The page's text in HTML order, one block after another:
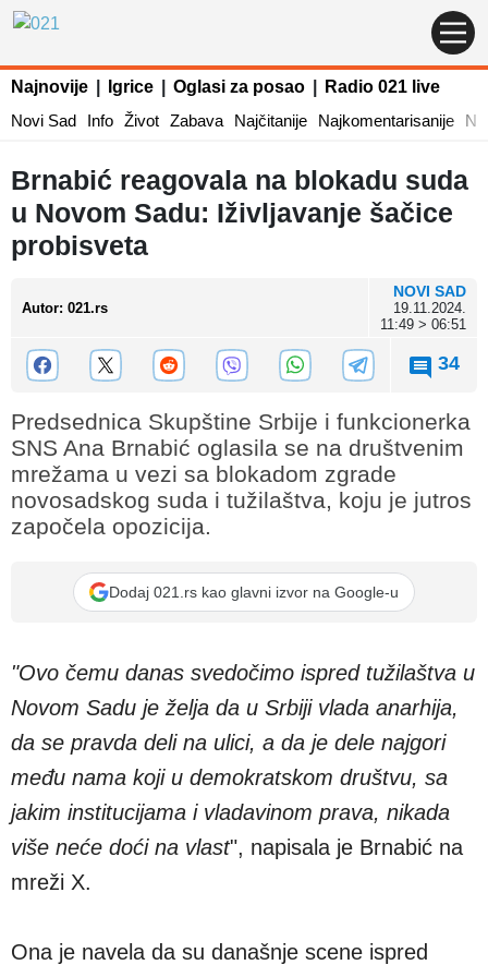
Najnovije Igrice Oglasi za posao
Radio 021 live
Novi Sad
Info Život Zabava Najčitanije Najkomentarisanije
Brnabić reagovala na blokadu suda
u Novom Sadu: Iživljavanje šačice
probisveta
Autor: 021.rs
NOVI SAD
19.11.2024.
11:49 > 06:51
34
Predsednica Skupštine Srbije i funkcionerka
SNS Ana Brnabić oglasila se na društvenim
mrežama u vezi sa blokadom zgrade
novosadskog suda i tužilaštva, koju je jutros
započela opozicija.
Dodaj 021.rs kao glavni izvor na Google-u
"Ovo čemu danas svedočimo ispred tužilaštva u
Novom Sadu je želja da u Srbiji vlada anarhija,
da se pravda deli na ulici, a da je dele najgori
među nama koji u demokratskom društvu, sa
jakim institucijama i vladavinom prava, nikada
više neće doći na vlast", napisala je Brnabić na
mreži X.
Ona je navela da su današnje scene ispred